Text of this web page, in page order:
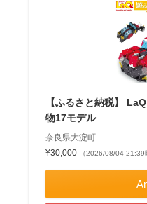
【ふるさと納税】
物17モデル
奈良県大淀町
¥30,000
（2026/08/04 21:39